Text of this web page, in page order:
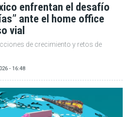
enfrentan el desafío
ante el home office
vial
de crecimiento y retos de
- 16:48